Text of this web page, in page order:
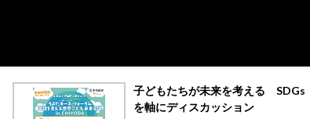
子どもたちが未来を考える SDGs
を軸にディスカッション